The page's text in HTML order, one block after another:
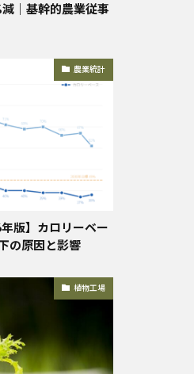
｜基幹的農業従事
農業統計
版】カロリーベー
の原因と影響
植物工場